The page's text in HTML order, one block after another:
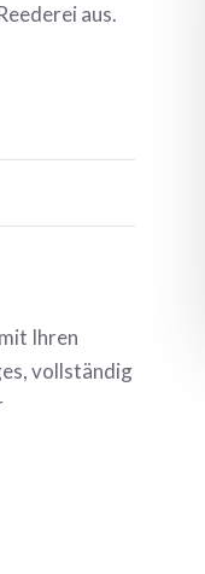
aus.
Ihren
vollständig